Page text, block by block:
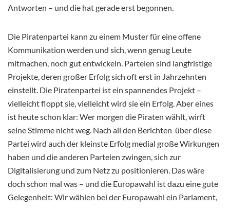
Antworten – und die hat gerade erst begonnen.
Die Piratenpartei kann zu einem Muster für eine offene
Kommunikation werden und sich, wenn genug Leute
mitmachen, noch gut entwickeln. Parteien sind langfristige
Projekte, deren großer Erfolg sich oft erst in Jahrzehnten
einstellt. Die Piratenpartei ist ein spannendes Projekt –
vielleicht floppt sie, vielleicht wird sie ein Erfolg. Aber eines
ist heute schon klar: Wer morgen die Piraten wählt, wirft
seine Stimme nicht weg. Nach all den Berichten über diese
Partei wird auch der kleinste Erfolg medial große Wirkungen
haben und die anderen Parteien zwingen, sich zur
Digitalisierung und zum Netz zu positionieren. Das wäre
doch schon mal was – und die Europawahl ist dazu eine gute
Gelegenheit: Wir wählen bei der Europawahl ein Parlament,